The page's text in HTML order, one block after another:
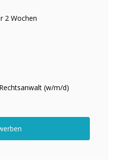
2 Wochen
(w/m/d)